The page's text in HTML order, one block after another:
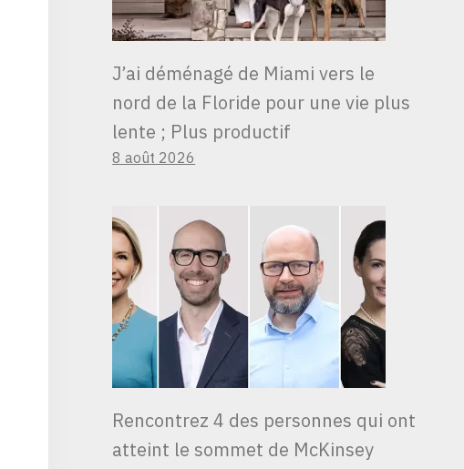
J’ai déménagé de Miami vers le
nord de la Floride pour une vie plus
lente ; Plus productif
8 août 2026
Rencontrez 4 des personnes qui ont
atteint le sommet de McKinsey